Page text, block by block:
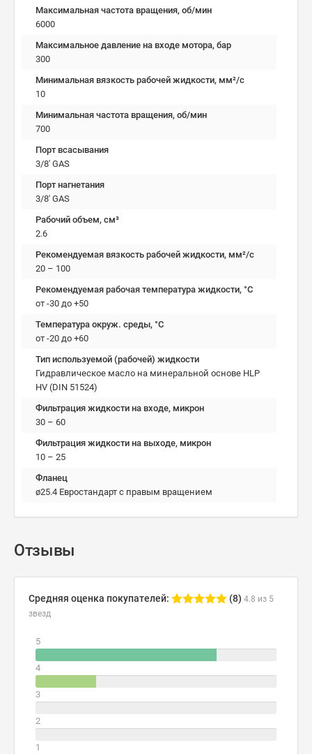
Максимальная частота вращения, об/мин
6000
Максимальное давление на входе мотора, бар
300
Минимальная вязкость рабочей жидкости, мм²/c
10
Минимальная частота вращения, об/мин
700
Порт всасывания
3/8' GAS
Порт нагнетания
3/8' GAS
Рабочий объем, см³
2.6
Рекомендуемая вязкость рабочей жидкости, мм²/с
20 – 100
Рекомендуемая рабочая температура жидкости, °C
от -30 до +50
Температура окруж. среды, °C
от -20 до +60
Тип используемой (рабочей) жидкости
Гидравлическое масло на минеральной основе HLP
HV (DIN 51524)
Фильтрация жидкости на входе, микрон
30 – 60
Фильтрация жидкости на выходе, микрон
10 – 25
Фланец
ø25.4 Евростандарт с правым вращением
Отзывы
Средняя оценка покупателей: (8) 4.8 из 5
звезд
5
4
3
2
1